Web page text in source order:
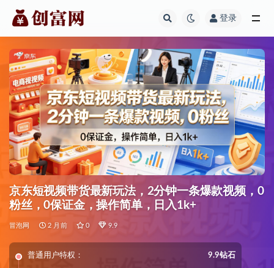
登录
京东短视频带货最新玩法，2分钟一条爆款视频，0
粉丝，0保证金，操作简单，日入1k+
冒泡网 2 月前 0 9.9
普通用户特权： 9.9钻石